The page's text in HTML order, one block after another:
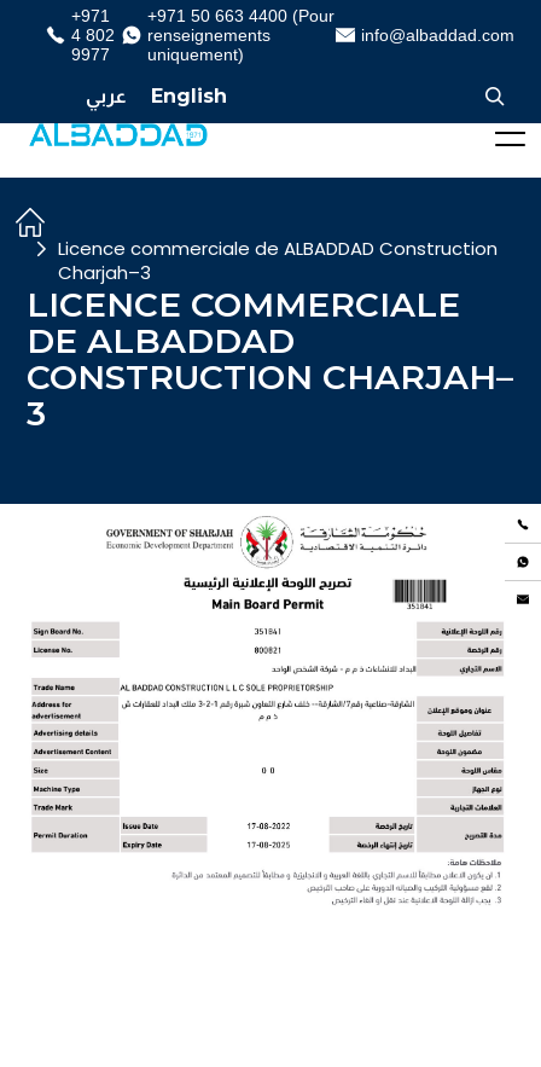
+971
4 802
9977
+971 50 663 4400 (Pour
renseignements
uniquement)
info@albaddad.com
عربي English
Licence commerciale de ALBADDAD Construction
Charjah–3
LICENCE COMMERCIALE
DE ALBADDAD
CONSTRUCTION CHARJAH–
3